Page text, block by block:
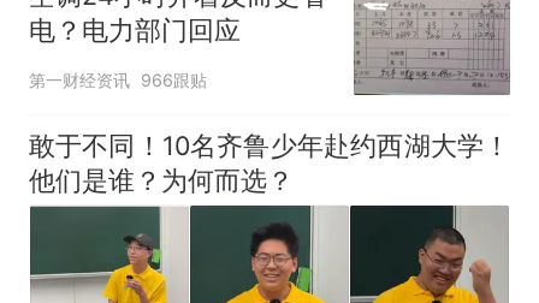
电？电力部门回应
第一财经资讯 966跟贴
敢于不同！10名齐鲁少年赴约西湖大学！
他们是谁？为何而选？